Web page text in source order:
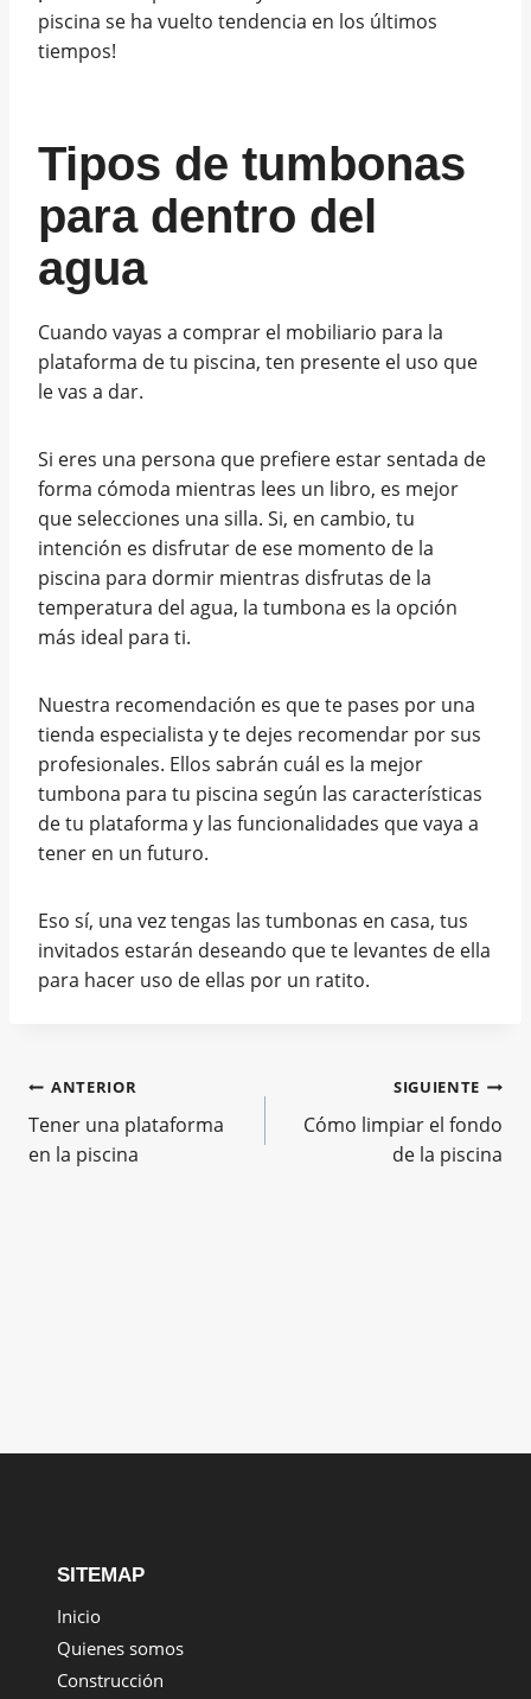
piscina se ha vuelto tendencia en los últimos
tiempos!
Tipos de tumbonas
para dentro del
agua
Cuando vayas a comprar el mobiliario para la
plataforma de tu piscina, ten presente el uso que
le vas a dar.
Si eres una persona que prefiere estar sentada de
forma cómoda mientras lees un libro, es mejor
que selecciones una silla. Si, en cambio, tu
intención es disfrutar de ese momento de la
piscina para dormir mientras disfrutas de la
temperatura del agua, la tumbona es la opción
más ideal para ti.
Nuestra recomendación es que te pases por una
tienda especialista y te dejes recomendar por sus
profesionales. Ellos sabrán cuál es la mejor
tumbona para tu piscina según las características
de tu plataforma y las funcionalidades que vaya a
tener en un futuro.
Eso sí, una vez tengas las tumbonas en casa, tus
invitados estarán deseando que te levantes de ella
para hacer uso de ellas por un ratito.
Navegación
de
ANTERIOR
Tener una plataforma
en la piscina
SIGUIENTE
Cómo limpiar el fondo
de la piscina
SITEMAP
Inicio
Quienes somos
Construcción